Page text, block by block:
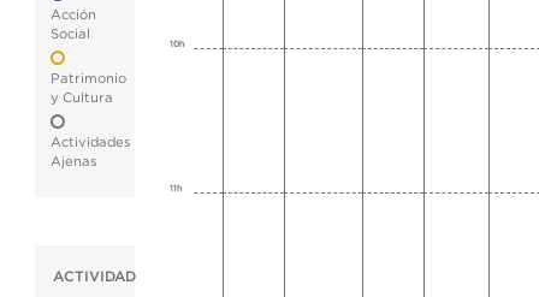
Acción
Social
Patrimonio
y Cultura
Actividades
Ajenas
ACTIVIDAD
10h
11h